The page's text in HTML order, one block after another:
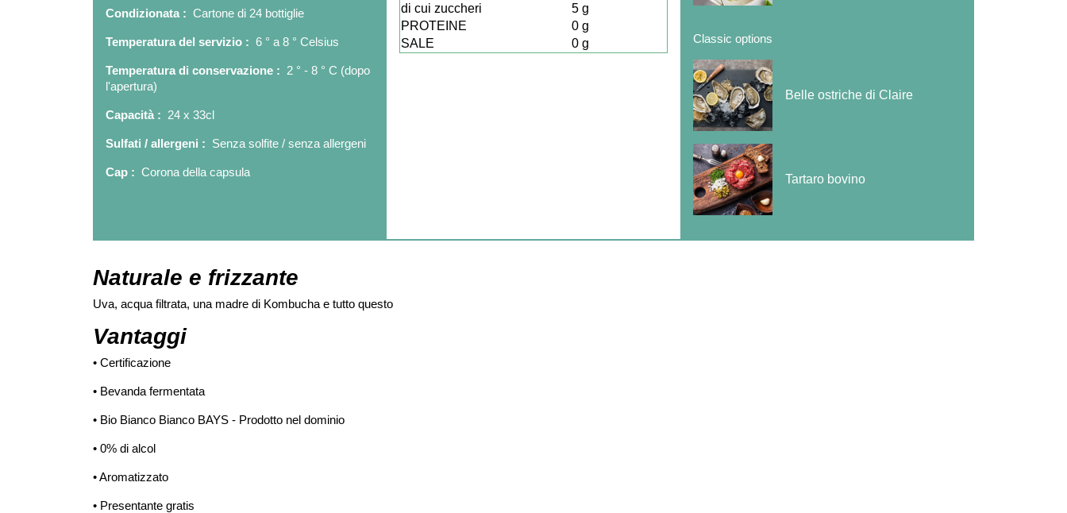
Condizionata : Cartone di 24 bottiglie
Temperatura del servizio : 6 ° a 8 ° Celsius
Temperatura di conservazione : 2 ° - 8 ° C (dopo
l'apertura)
Capacità : 24 x 33cl
Sulfati / allergeni : Senza solfite / senza allergeni
Cap : Corona della capsula
di cui zuccheri
5 g
PROTEINE
0 g
SALE
0 g Classic options
Belle ostriche di Claire
Tartaro bovino
Naturale e frizzante
Uva, acqua filtrata, una madre di Kombucha e tutto questo
Vantaggi
• Certificazione
• Bevanda fermentata
• Bio Bianco Bianco BAYS - Prodotto nel dominio
• 0% di alcol
•Aromatizzato
• Presentante gratis